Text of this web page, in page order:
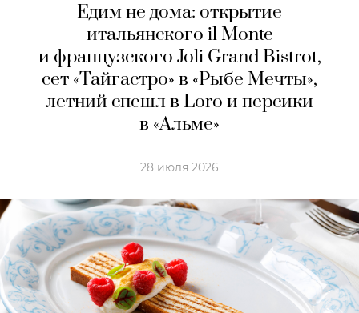
Едим не дома: открытие
итальянского il Monte
и французского Joli Grand Bistrot,
сет «Тайгастро» в «Рыбе Мечты»,
летний спешл в Loro и персики
в «Альме»
28 июля 2026